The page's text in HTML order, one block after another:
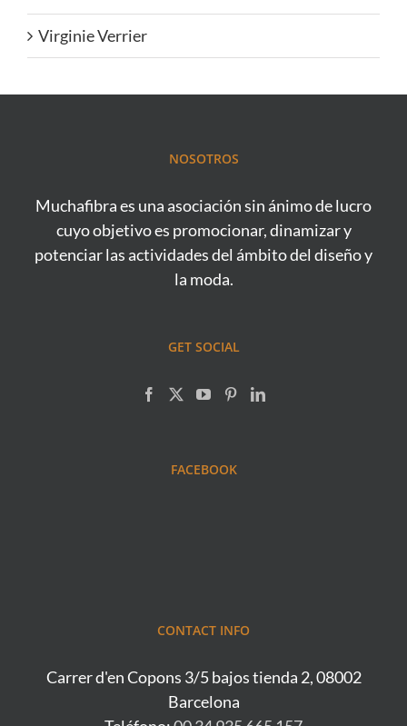
Virginie Verrier
NOSOTROS
Muchafibra es una asociación sin ánimo de lucro
cuyo objetivo es promocionar, dinamizar y
potenciar las actividades del ámbito del diseño y
la moda.
GET SOCIAL
FACEBOOK
CONTACT INFO
Carrer d'en Copons 3/5 bajos tienda 2, 08002
Barcelona